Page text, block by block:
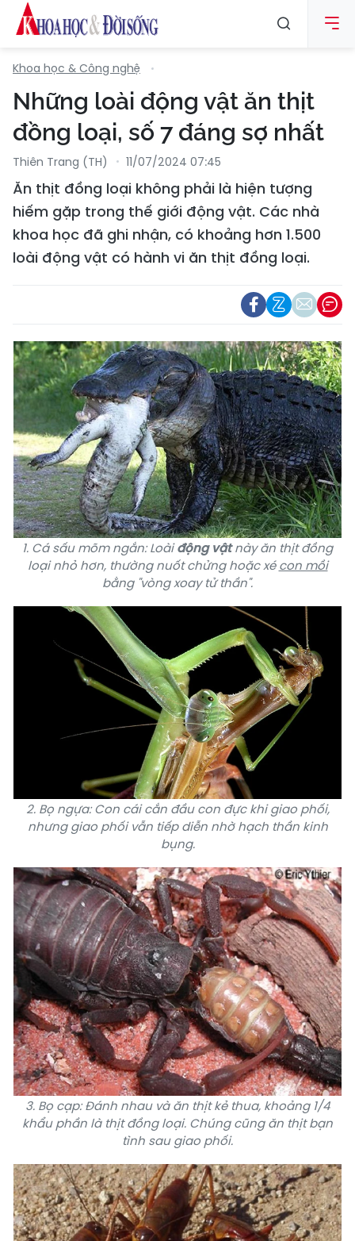
Khoa học & Công nghệ
Những loài động vật ăn thịt
đồng loại, số 7 đáng sợ nhất
Thiên Trang (TH) 11/07/2024 07:45
Ăn thịt đồng loại không phải là hiện tượng
hiếm gặp trong thế giới động vật. Các nhà
khoa học đã ghi nhận, có khoảng hơn 1.500
loài động vật có hành vi ăn thịt đồng loại.
1. Cá sấu mõm ngắn: Loàiđộng vậtnàyăn thịt đồng
loạinhỏ hơn, thường nuốt chửng hoặc xécon mồi
bằng "vòng xoay tử thần".
2. Bọ ngựa: Con cái cắn đầu con đực khi giao phối,
nhưng giao phối vẫn tiếp diễn nhờ hạch thần kinh
bụng.
3. Bọ cạp: Đánh nhau và ăn thịt kẻ thua, khoảng 1/4
khẩu phần là thịt đồng loại. Chúng cũng ăn thịt bạn
tình sau giao phối.